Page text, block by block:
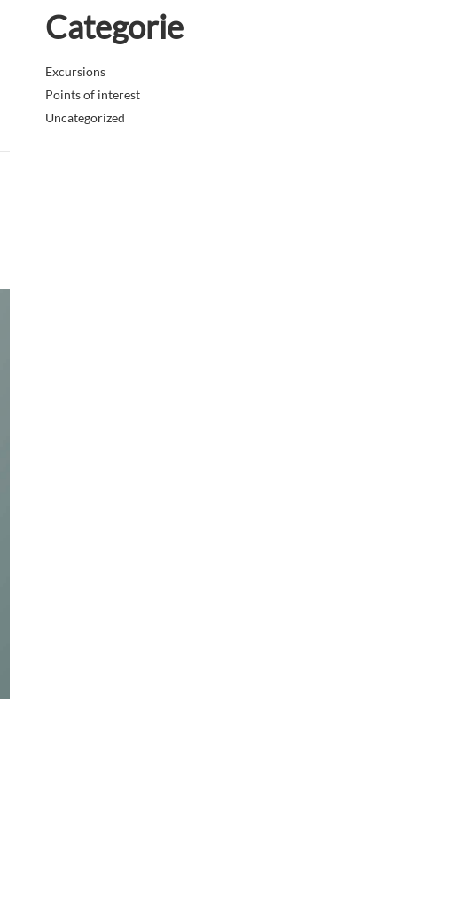
Categorie
Excursions
Points of interest
Uncategorized